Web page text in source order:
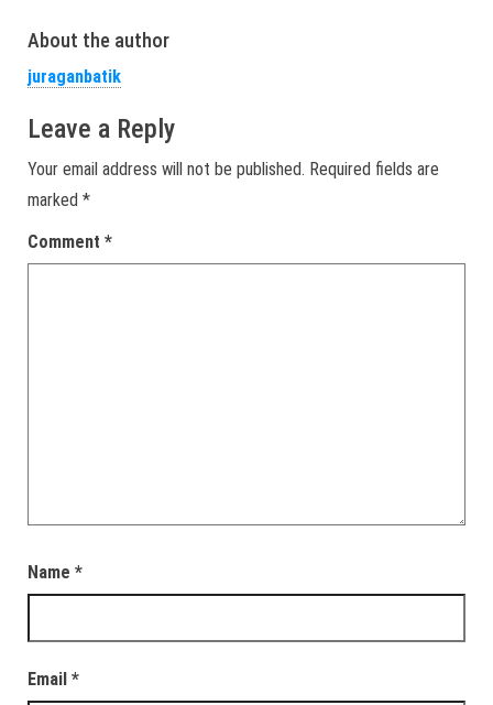
About the author
juraganbatik
Leave a Reply
Your email address will not be published. Required fields are
marked *
Comment *
Name *
Email *